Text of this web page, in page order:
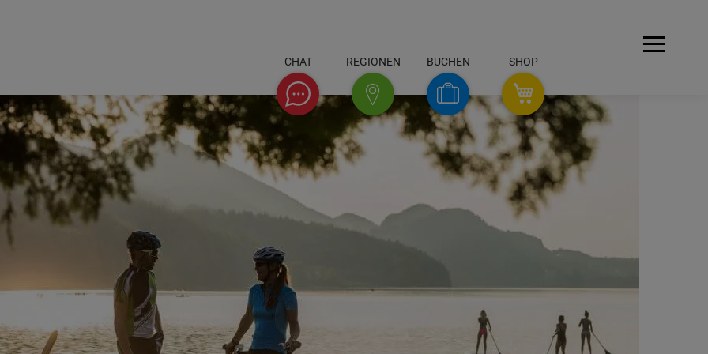
CHAT REGIONEN BUCHEN
Buchen
SHOP
SHOP